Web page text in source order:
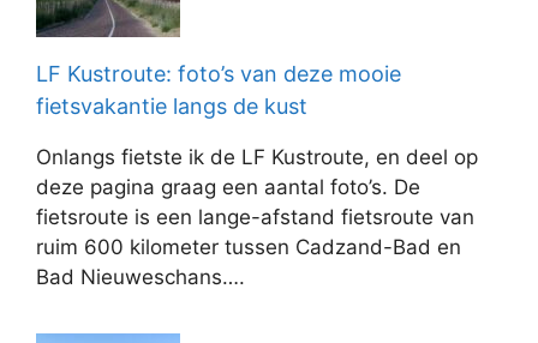
LF Kustroute: foto’s van deze mooie
fietsvakantie langs de kust
Onlangs fietste ik de LF Kustroute, en deel op
deze pagina graag een aantal foto’s. De
fietsroute is een lange-afstand fietsroute van
ruim 600 kilometer tussen Cadzand-Bad en
Bad Nieuweschans….